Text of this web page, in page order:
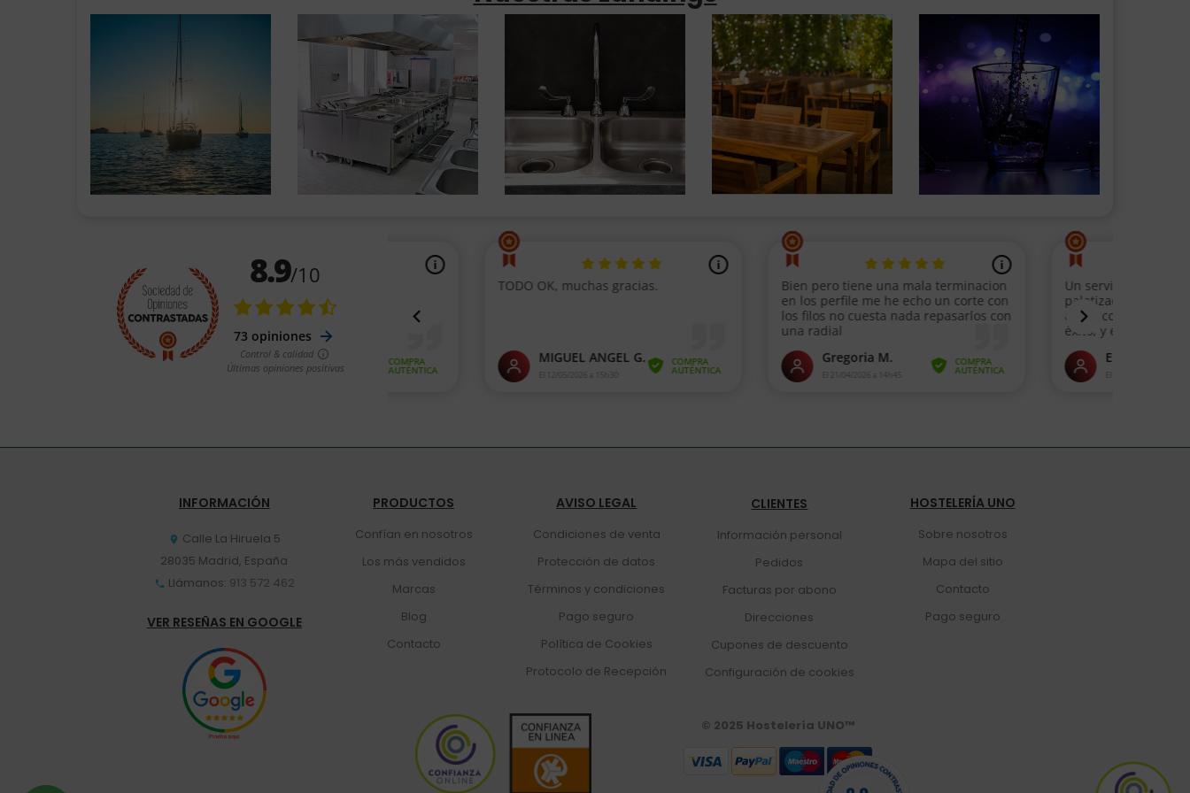
INFORMACIÓN
 Calle La Hiruela 5
28035 Madrid, España
 Llámanos: 913 572 462
VER RESEÑAS EN GOOGLE
PRODUCTOS
Confían en nosotros
Los más vendidos
Marcas
Blog
Contacto
AVISO LEGAL
Condiciones de venta
Protección de datos
Términos y condiciones
Pago seguro
Política de Cookies
Protocolo de Recepción
CLIENTES
Información personal
Pedidos
Facturas por abono
Direcciones
Cupones de descuento
Configuración de cookies
HOSTELERÍA UNO
Sobre nosotros
Mapa del sitio
Contacto
Pago seguro
© 2025 Hostelería UNO™